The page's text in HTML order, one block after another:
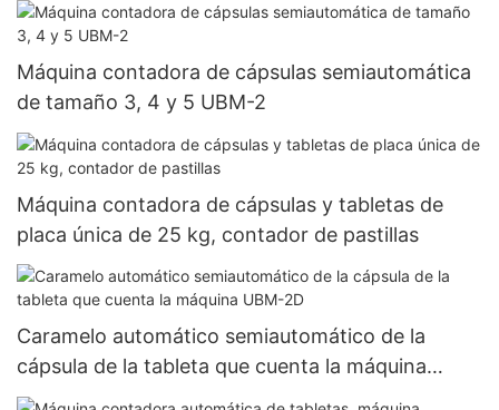
polvo completamente automática Njp-3800D
Máquina contadora de cápsulas semiautomática
de tamaño 3, 4 y 5 UBM-2
Máquina contadora de cápsulas y tabletas de
placa única de 25 kg, contador de pastillas
Caramelo automático semiautomático de la
cápsula de la tableta que cuenta la máquina
UBM-2D